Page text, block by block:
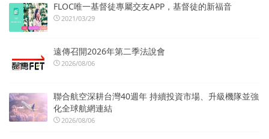
FLOC唯一基督徒專屬交友APP，基督徒的新福音
2021/03/29
遠傳召開2026年第二季法說會
2026/08/06
聯合航空深耕台灣40週年 持續投資市場、升級機隊並強
化全球航網連結
2026/08/06